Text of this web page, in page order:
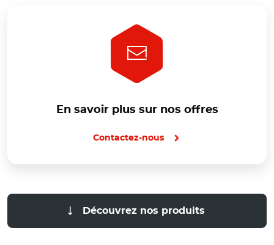
En savoir plus sur nos offres
Contactez-nous
Découvrez nos produits